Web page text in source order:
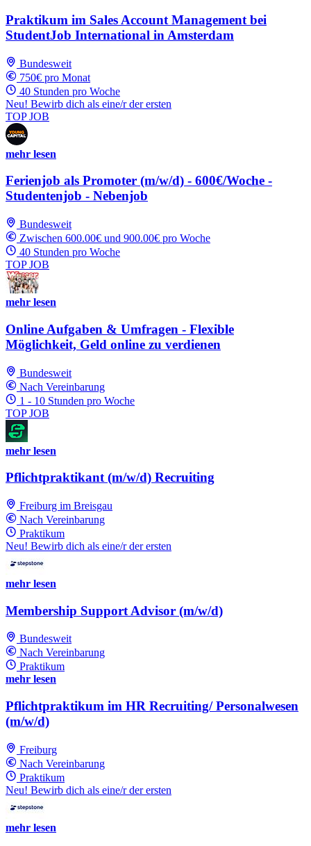
Praktikum im Sales Account Management bei
StudentJob International in Amsterdam
Bundesweit
750€ pro Monat
40 Stunden pro Woche
Neu! Bewirb dich als eine/r der ersten
TOP JOB
mehr lesen
Ferienjob als Promoter (m/w/d) - 600€/Woche -
Studentenjob - Nebenjob
Bundesweit
Zwischen 600.00€ und 900.00€ pro Woche
40 Stunden pro Woche
TOP JOB
mehr lesen
Online Aufgaben & Umfragen - Flexible
Möglichkeit, Geld online zu verdienen
Bundesweit
Nach Vereinbarung
1 - 10 Stunden pro Woche
TOP JOB
mehr lesen
Pflichtpraktikant (m/w/d) Recruiting
Freiburg im Breisgau
Nach Vereinbarung
Praktikum
Neu! Bewirb dich als eine/r der ersten
mehr lesen
Membership Support Advisor (m/w/d)
Bundesweit
Nach Vereinbarung
Praktikum
mehr lesen
Pflichtpraktikum im HR Recruiting/ Personalwesen
(m/w/d)
Freiburg
Nach Vereinbarung
Praktikum
Neu! Bewirb dich als eine/r der ersten
mehr lesen